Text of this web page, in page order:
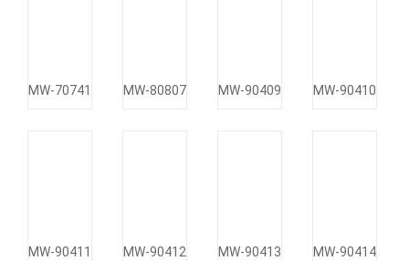
MW-70741 MW-80807 MW-90409 MW-90410
MW-90411 MW-90412 MW-90413 MW-90414